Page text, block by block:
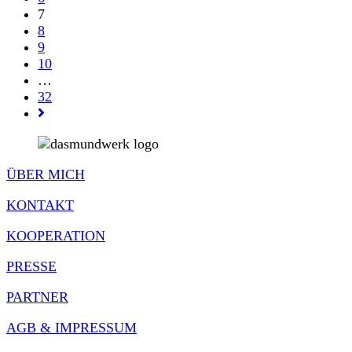
7
8
9
10
…
32
Gehe
nächsten
ÜBER MICH
KONTAKT
KOOPERATION
PRESSE
PARTNER
AGB & IMPRESSUM